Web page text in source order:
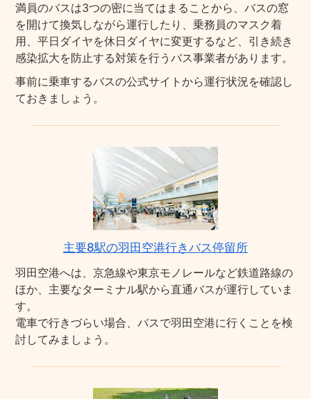
満員のバスは3つの密に当てはまることから、バスの窓
を開けて換気しながら運行したり、乗務員のマスク着
用、平日ダイヤを休日ダイヤに変更するなど、引き続き
感染拡大を防止する対策を行うバス事業者があります。
事前に乗車するバスの公式サイトから運行状況を確認し
ておきましょう。
主要8駅の羽田空港行きバス停留所
羽田空港へは、京急線や東京モノレールなど鉄道路線の
ほか、主要なターミナル駅から直通バスが運行していま
す。
電車で行きづらい場合、バスで羽田空港に行くことを検
討してみましょう。